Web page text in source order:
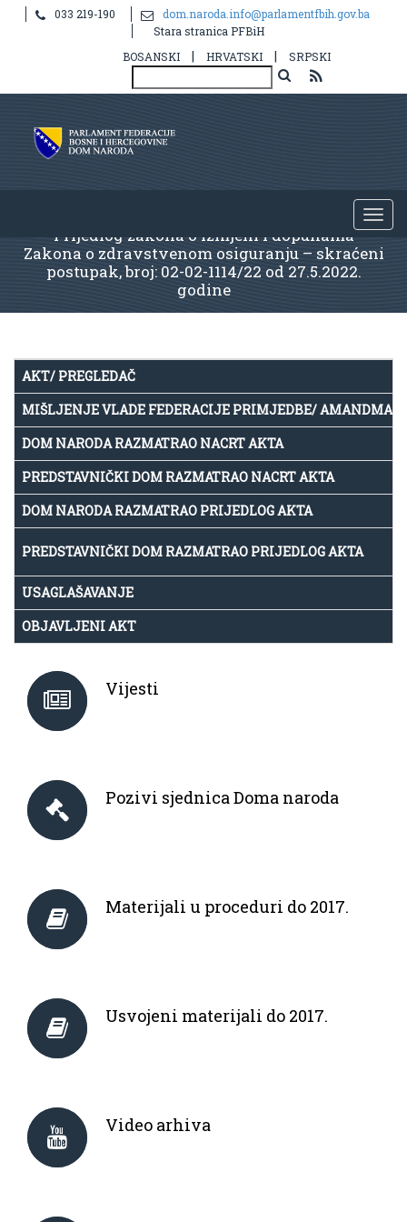
033 219-190
dom.naroda.info@parlamentfbih.gov.ba
Stara stranica PFBiH
BOSANSKI
| HRVATSKI | SRPSKI
Prijedlog zakona o izmjeni i dopunama
Zakona o zdravstvenom osiguranju – skraćeni
postupak, broj: 02-02-1114/22 od 27.5.2022.
godine
AKT/ PREGLEDAČ
MIŠLJENJE VLADE FEDERACIJE PRIMJEDBE/
DOM NARODA RAZMATRAO NACRT AKTA
PREDSTAVNIČKI DOM RAZMATRAO NACRT AKTA
DOM NARODA RAZMATRAO PRIJEDLOG AKTA
PREDSTAVNIČKI DOM RAZMATRAO PRIJEDLOG AKTA
USAGLAŠAVANJE
OBJAVLJENI AKT
Vijesti
Pozivi sjednica Doma naroda
Materijali u proceduri do 2017.
Usvojeni materijali do 2017.
Video arhiva